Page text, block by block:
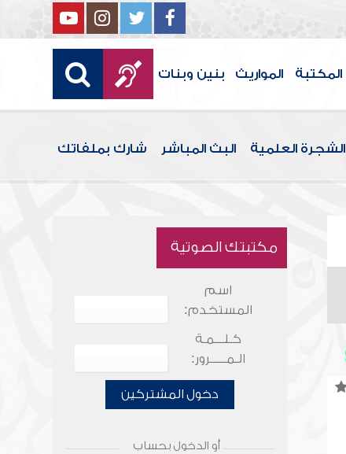
المكتبة المواريث بنين وبنات
الشجرة العلمية البث المباشر شارك بملفاتك
مكتبتك الصوتية
اسم
المستخدم:
كـلـــمـة
الـمـــــرور:
دخول المشتركين
أو الدخول بحساب